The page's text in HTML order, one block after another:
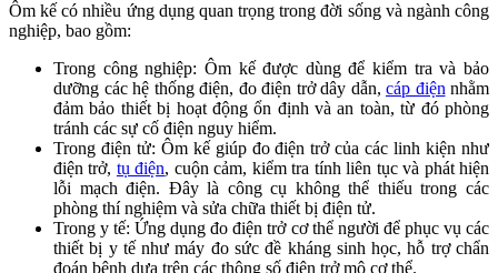
Ôm kế có nhiều ứng dụng quan trọng trong đời sống và ngành công
nghiệp, bao gồm:
Trong công nghiệp: Ôm kế được dùng để kiểm tra và bảo
dưỡng các hệ thống điện, đo điện trở dây dẫn, cáp điệnnhằm
đảm bảo thiết bị hoạt động ổn định và an toàn, từ đó phòng
tránh các sự cố điện nguy hiểm.
Trong điện tử: Ôm kế giúp đo điện trở của các linh kiện như
điện trở, tụ điện, cuộn cảm, kiểm tra tính liên tục và phát hiện
lỗi mạch điện. Đây là công cụ không thể thiếu trong các
phòng thí nghiệm và sửa chữa thiết bị điện tử.
Trong y tế: Ứng dụng đo điện trở cơ thể người để phục vụ các
thiết bị y tế như máy đo sức đề kháng sinh học, hỗ trợ chẩn
đoán bệnh dựa trên các thông số điện trở mô cơ thể.